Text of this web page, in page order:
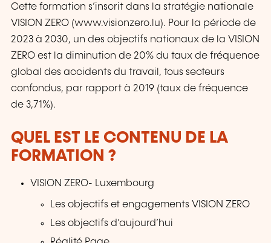
Cette formation s’inscrit dans la stratégie nationale
VISION ZERO (www.visionzero.lu). Pour la période de
2023 à 2030, un des objectifs nationaux de la VISION
ZERO est la diminution de 20% du taux de fréquence
global des accidents du travail, tous secteurs
confondus, par rapport à 2019 (taux de fréquence
de 3,71%).
QUEL EST LE CONTENU DE LA
FORMATION ?
VISION ZERO- Luxembourg
Les objectifs et engagements VISION ZERO
Les objectifs d’aujourd’hui